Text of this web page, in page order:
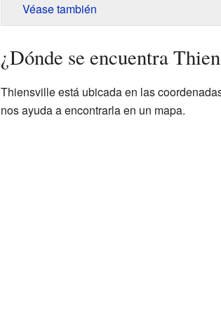
Véase también
¿Dónde se encuentra
Thiensville está ubicada en las coordenadas
nos ayuda a encontrarla en un mapa.